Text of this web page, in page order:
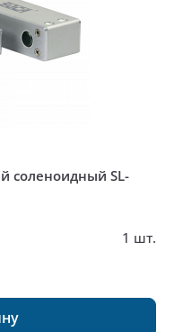
соленоидный SL-
1 шт.